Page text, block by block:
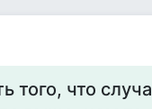
того, что